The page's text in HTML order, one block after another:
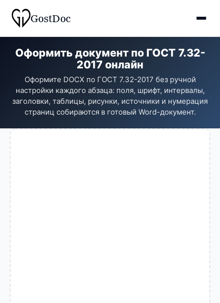
GostDoc
Оформить документ по ГОСТ 7.32-
2017 онлайн
Оформите DOCX по ГОСТ 7.32-2017 без ручной
настройки каждого абзаца: поля, шрифт, интервалы,
заголовки, таблицы, рисунки, источники и нумерация
страниц собираются в готовый Word-документ.